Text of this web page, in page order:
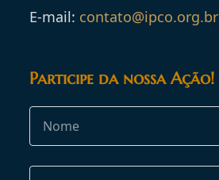
E-mail: contato@ipco.org.br
Participe da nossa Ação!